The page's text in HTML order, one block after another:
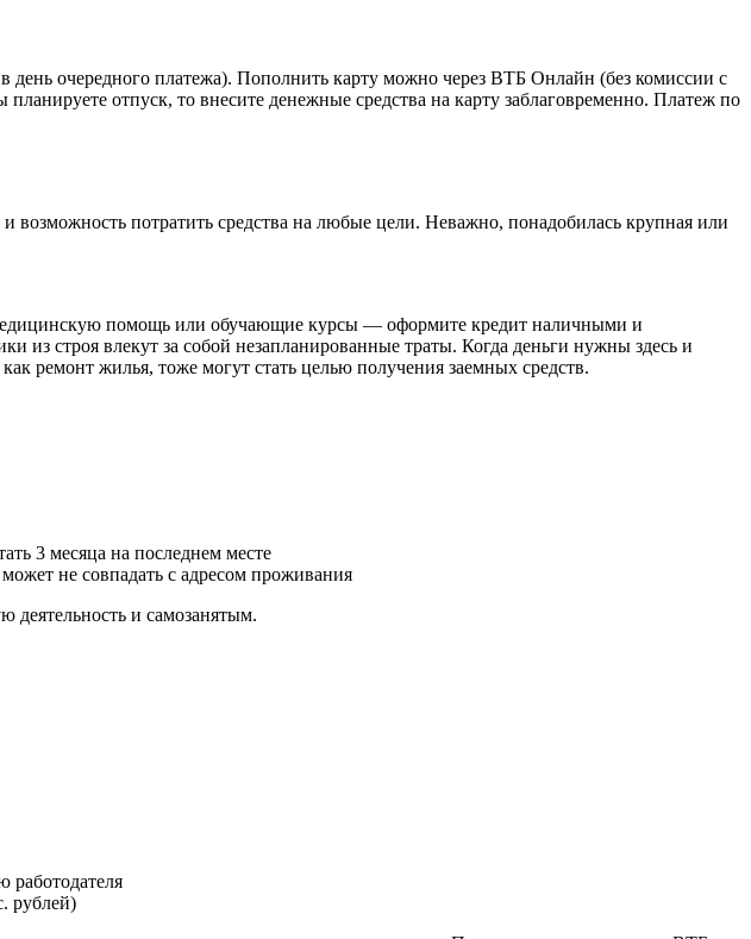
очередного платежа). Пополнить карту можно через ВТБ Онлайн (без комиссии с
отпуск, то внесите денежные средства на карту заблаговременно. Платеж по
потратить средства на любые цели. Неважно, понадобилась крупная или
помощь или обучающие курсы — оформите кредит наличными и
строя влекут за собой незапланированные траты. Когда деньги нужны здесь и
ремонт жилья, тоже могут стать целью получения заемных средств.
3 месяца на последнем месте
не совпадать с адресом проживания
деятельность и самозанятым.
рублей)